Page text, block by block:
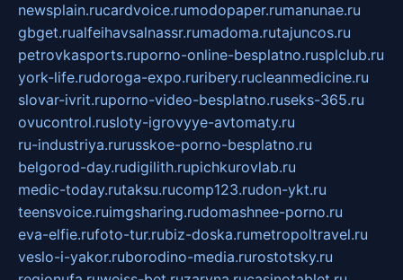
newsplain.rucardvoice.rumodopaper.rumanunae.ru
gbget.rualfeihavsalnassr.rumadoma.rutajuncos.ru
petrovkasports.ruporno-online-besplatno.rusplclub.ru
york-life.rudoroga-expo.ruribery.rucleanmedicine.ru
slovar-ivrit.ruporno-video-besplatno.ruseks-365.ru
ovucontrol.rusloty-igrovyye-avtomaty.ru
ru-industriya.rurusskoe-porno-besplatno.ru
belgorod-day.rudigilith.rupichkurovlab.ru
medic-today.rutaksu.rucomp123.rudon-ykt.ru
teensvoice.ruimgsharing.rudomashnee-porno.ru
eva-elfie.rufoto-tur.rubiz-doska.rumetropoltravel.ru
veslo-i-yakor.ruborodino-media.rurostotsky.ru